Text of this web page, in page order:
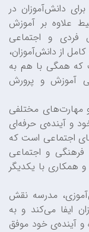
دانش‌آموزان در
علاوه بر آموزش
فردی و اجتماعی
از دانش‌آموزان،
که همگی با هم به
آموزش و پرورش
مهارت‌های مختلفی
و آینده‌ی حرفه‌ای
اجتماعی است که
فرهنگی و اجتماعی
همکاری با یکدیگر
مدرسه نقش
ایفا می‌کند و به
و آینده‌ی خود موفق